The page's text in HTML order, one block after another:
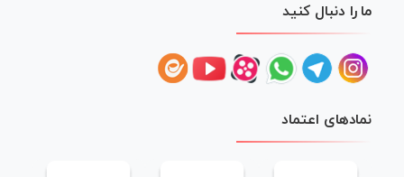
ما را دنبال کنید
نمادهای اعتماد